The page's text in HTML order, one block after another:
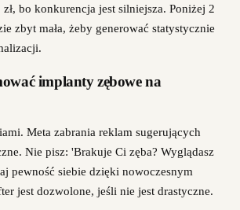
bo konkurencja jest silniejsza. Poniżej 2
zbyt mała, żeby generować statystycznie
implanty zębowe na
Meta zabrania reklam sugerujących
Nie pisz: 'Brakuje Ci zęba? Wyglądasz
pewność siebie dzięki nowoczesnym
jest dozwolone, jeśli nie jest drastyczne.